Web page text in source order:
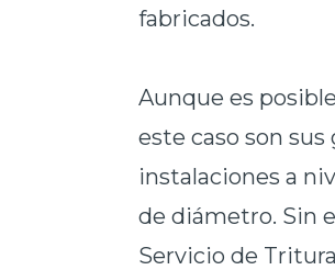
fabricados.
Aunque es
este caso son
instalaciones a
de diámetro. Sin
Servicio de